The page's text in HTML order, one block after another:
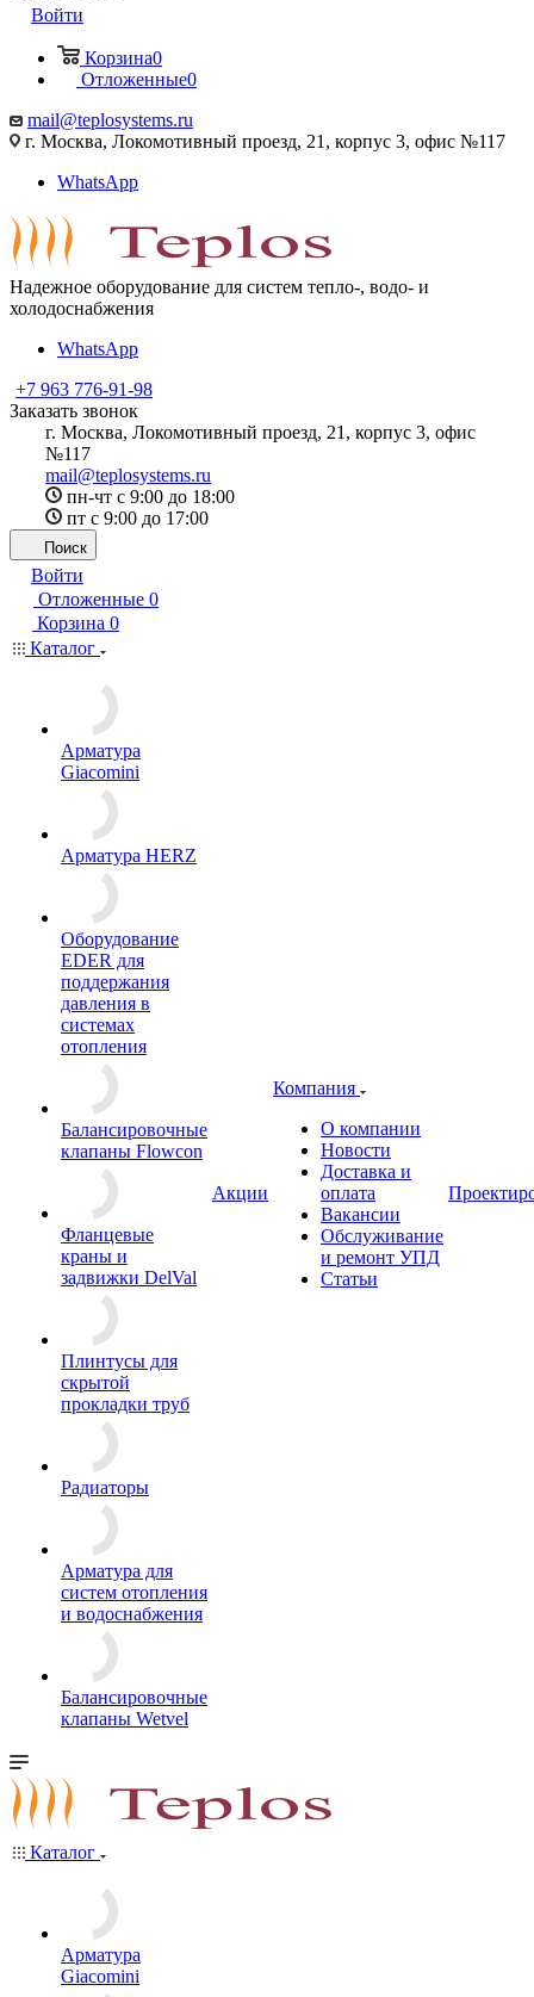
Войти
Корзина0
Отложенные0
mail@teplosystems.ru
г. Москва, Локомотивный проезд, 21, корпус 3, офис №117
WhatsApp
Надежное оборудование для систем тепло-, водо- и
холодоснабжения
WhatsApp
+7 963 776-91-98
Заказать звонок
г. Москва, Локомотивный проезд, 21, корпус 3, офис
№117
mail@teplosystems.ru
пн-чт с 9:00 до 18:00
пт с 9:00 до 17:00
Поиск
Войти
Отложенные 0
Корзина 0
Каталог
Арматура
Giacomini
Арматура HERZ
Оборудование
EDER для
поддержания
давления в
системах
отопления
Балансировочные
клапаны Flowcon
Фланцевые
краны и
задвижки DelVal
Плинтусы для
скрытой
прокладки труб
Радиаторы
Арматура для
систем отопления
и водоснабжения
Балансировочные
клапаны Wetvel
Акции
Компания
О компании
Новости
Доставка и
оплата
Вакансии
Обслуживание
и ремонт УПД
Статьи
Каталог
Арматура
Giacomini